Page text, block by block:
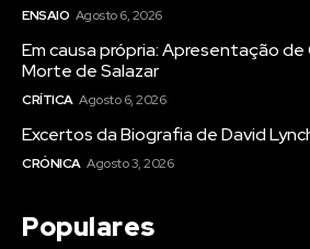
ENSAIO Agosto 6, 2026
Em causa própria: Apresentação de
Morte de Salazar
CRÍTICA Agosto 6, 2026
Excertos da Biografia de David
CRÓNICA Agosto 3, 2026
Populares